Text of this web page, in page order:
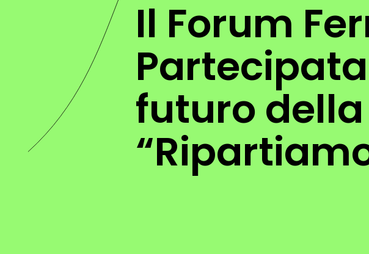
Il Forum
futuro